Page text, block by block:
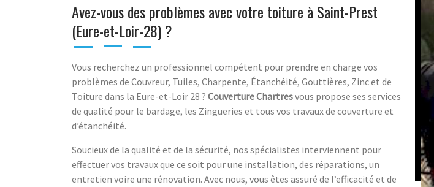
Avez-vous des problèmes avec votre toiture à Saint-Prest
(Eure-et-Loir-28) ?
Vous recherchez un professionnel compétent pour prendre en charge vos
problèmes de Couvreur, Tuiles, Charpente, Étanchéité, Gouttières, Zinc et de
Toiture dans la Eure-et-Loir 28 ? Couverture Chartresvous propose ses services
de qualité pour le bardage, les Zingueries et tous vos travaux de couverture et
d’étanchéité.
Soucieux de la qualité et de la sécurité, nos spécialistes interviennent pour
effectuer vos travaux que ce soit pour une installation, des réparations, un
entretien voire une rénovation. Avec nous, vous êtes assuré de l’efficacité et de